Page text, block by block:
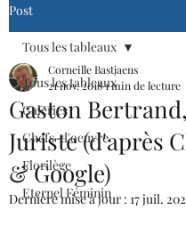
Post
Tous les tableaux
Galeries
Chefs-d'oeuvre
Florilège
Eternel Féminin
Tous les tableaux
Gaston
Juriste (d'après
& Google)
Corneille Bastjaens
21 nov. 20181 min de lecture
Dernière mise à jour : 17 juil.